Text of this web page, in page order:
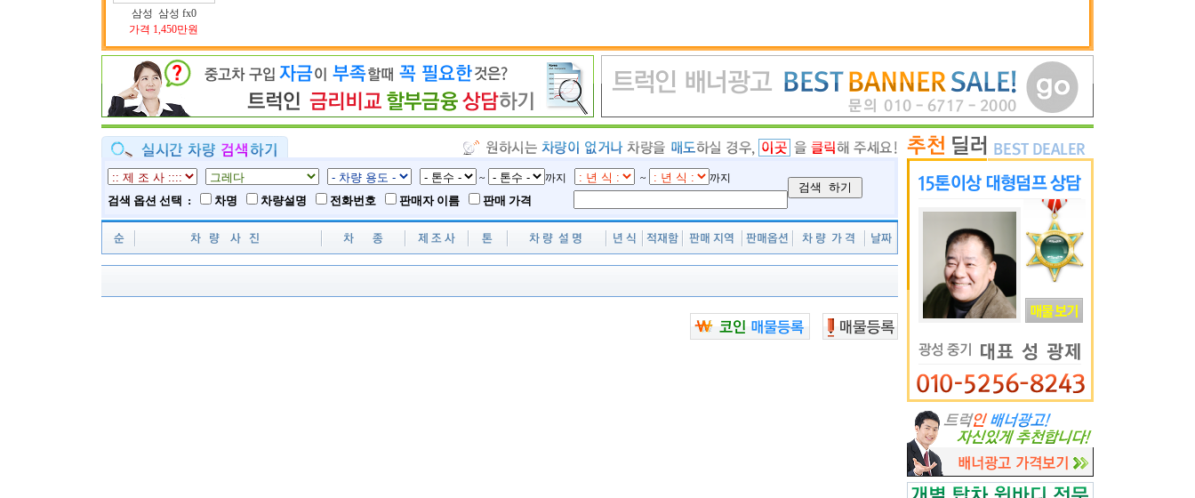
삼성 삼성 fx0
가격 1,450만원
~ 까지 ~ 까지
검색 옵션 선택 : 차명 차량설명 전화번호 판매자 이름 판매 가격